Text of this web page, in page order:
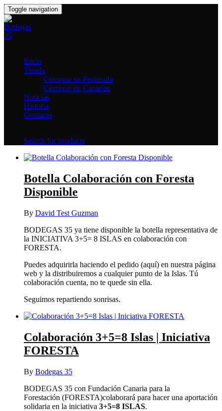
Toggle navigation
Inicio
Tienda
Comprar en Península
Comprar en Canarias
Noticias
Historia
Contacto
Search for products
Botella Colaboración con Foresta
Disponible
By David Test Guzman
BODEGAS 35 ya tiene disponible la botella representativa de
la INICIATIVA 3+5= 8 ISLAS en colaboración con
FORESTA.
Puedes adquirirla haciendo el pedido (aquí) en nuestra página
web y la distribuiremos a cualquier punto de la Islas. Tú
colaboración cuenta, no te quede sin ella.
Seguimos repartiendo sonrisas.
Colaboración 3+5=8 Islas | Iniciativa
FORESTA
By Bodegas 35
BODEGAS 35 con Fundación Canaria para la
Forestación (FORESTA)colaborará para hacer una aportación
solidaria en la iniciativa 3+5=8 ISLAS.